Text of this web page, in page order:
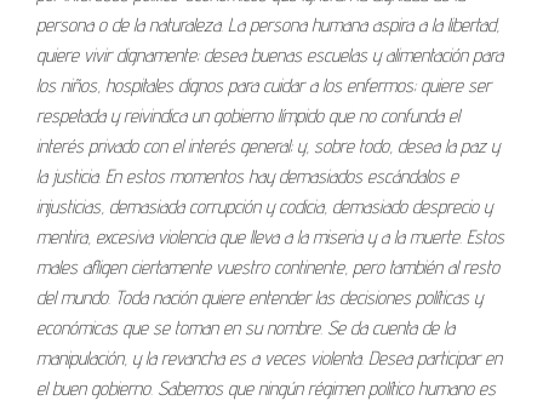
persona o de la naturaleza. La persona humana aspira a la libertad,
quiere vivir dignamente; desea buenas escuelas y alimentación para
los niños, hospitales dignos para cuidar a los enfermos; quiere ser
respetada y reivindica un gobierno límpido que no confunda el
interés privado con el interés general; y, sobre todo, desea la paz y
la justicia. En estos momentos hay demasiados escándalos e
injusticias, demasiada corrupción y codicia, demasiado desprecio y
mentira, excesiva violencia que lleva a la miseria y a la muerte. Estos
males afligen ciertamente vuestro continente, pero también al resto
del mundo. Toda nación quiere entender las decisiones políticas y
económicas que se toman en su nombre. Se da cuenta de la
manipulación, y la revancha es a veces violenta. Desea participar en
el buen gobierno. Sabemos que ningún régimen político humano es